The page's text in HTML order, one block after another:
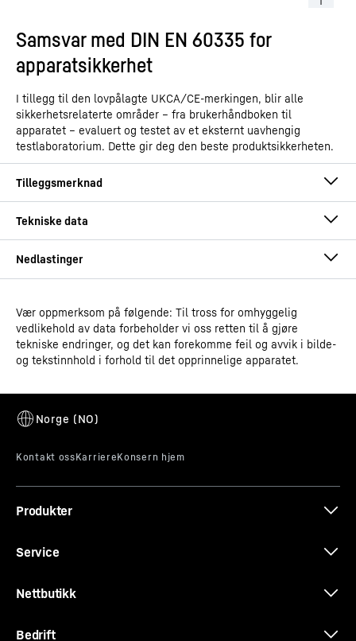
Samsvar med DIN EN 60335 for
apparatsikkerhet
I tillegg til den lovpålagte UKCA/CE-merkingen, blir alle
sikkerhetsrelaterte områder – fra brukerhåndboken til
apparatet – evaluert og testet av et eksternt uavhengig
testlaboratorium. Dette gir deg den beste produktsikkerheten.
Lett tilgjengelig kjølekomponenter
Kjølekomponentene er lett tilgjengelige da de er
løftes enkelt for å gjøre vedlikehold lettere. Når det
Model type
Kjøleapparat GN 2/1 med
omluftkjøling
GTIN 9005382248416
Driftsinstruksjoner
Vær oppmerksom på følgende: Til tross for omhyggelig
vedlikehold av data forbeholder vi oss retten til å gjøre
tekniske endringer, og det kan forekomme feil og avvik i bilde-
og tekstinnhold i forhold til det opprinnelige apparatet.
Produkter
Service
Nettbutikk
Bedrift